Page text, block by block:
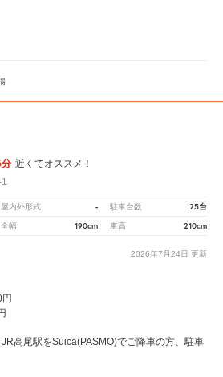
近くてオススメ！
屋内外形式 - 駐車台数 25台
全幅 190cm 車高 210cm
2026年7月24日 更新
JR高尾駅をSuica(PASMO)でご降車の方、駐車